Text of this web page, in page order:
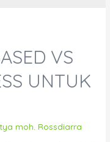
VS
UNTUK
moh. Rossdiarra